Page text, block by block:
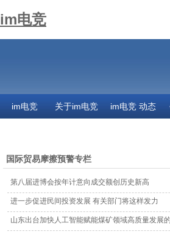
im电竞
im电竞 关于im电竞 im电竞 动态
国际贸易摩擦预警专栏
第八届进博会按年计意向成交额创历史新高
进一步促进民间投资发展 有关部门将这样发力
山东出台加快人工智能赋能煤矿领域高质量发展